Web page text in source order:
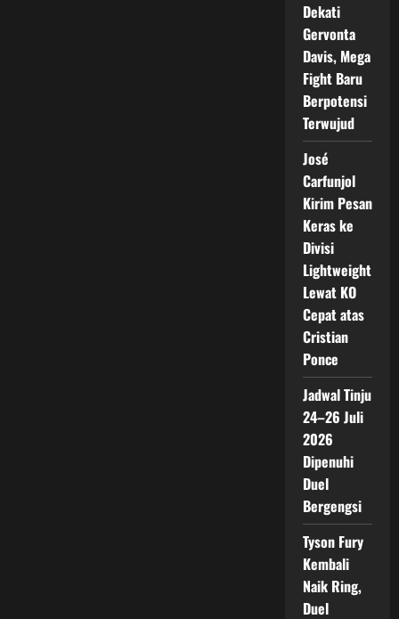
Dekati
Gervonta
Davis, Mega
Fight Baru
Berpotensi
Terwujud
José
Carfunjol
Kirim Pesan
Keras ke
Divisi
Lightweight
Lewat KO
Cepat atas
Cristian
Ponce
Jadwal Tinju
24–26 Juli
2026
Dipenuhi
Duel
Bergengsi
Tyson Fury
Kembali
Naik Ring,
Duel